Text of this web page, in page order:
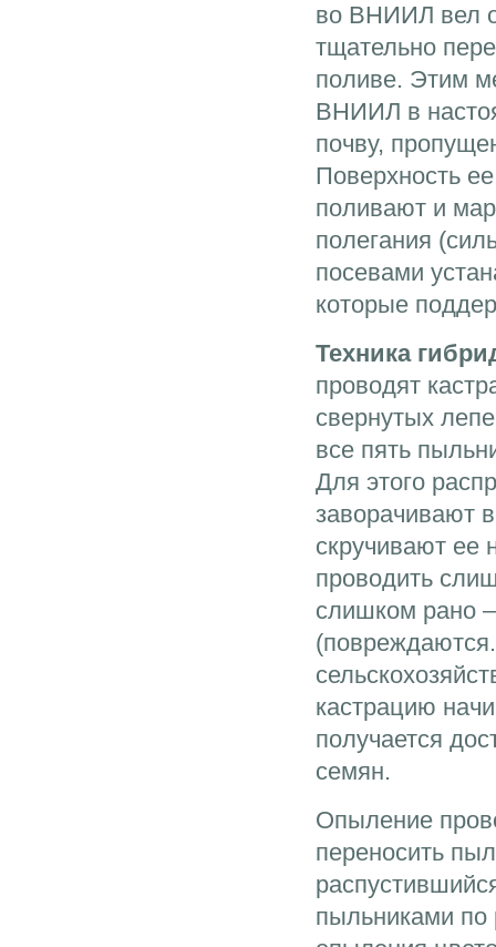
во ВНИИЛ вел
тщательно
поливе. Этим
ВНИИЛ в
почву,
Поверхность
поливают и
полегания
посевами
которые
Техника
проводят
свернутых
все пять
Для этого
заворачивают
скручивают ее
проводить
слишком рано
кастрацию
получается
семян.
Опыление
переносить
пыльниками по